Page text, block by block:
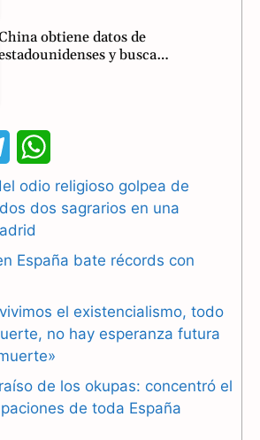
obtiene datos de
y busca…
e
l
r
a
m
h
a
A
p
p
odio religioso golpea de
dos sagrarios en una
España bate récords con
el existencialismo, todo
no hay esperanza futura
de los okupas: concentró el
de toda España